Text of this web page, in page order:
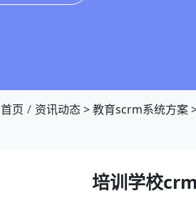
首页 资讯动态>教育scrm系统方案
培训学校